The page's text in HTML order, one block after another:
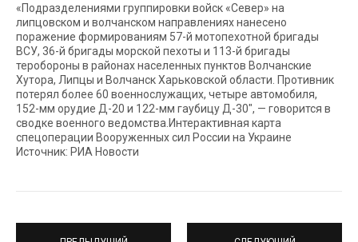
«Подразделениями группировки войск «Север» на
липцовском и волчанском направлениях нанесено
поражение формированиям 57-й мотопехотной бригады
ВСУ, 36-й бригады морской пехоты и 113-й бригады
теробороны в районах населенных пунктов Волчанские
Хутора, Липцы и Волчанск Харьковской области. Противник
потерял более 60 военнослужащих, четыре автомобиля,
152-мм орудие Д-20 и 122-мм гаубицу Д-30″, — говорится в
сводке военного ведомства.Интерактивная карта
спецоперации Вооруженных сил России на Украине
Источник: РИА Новости